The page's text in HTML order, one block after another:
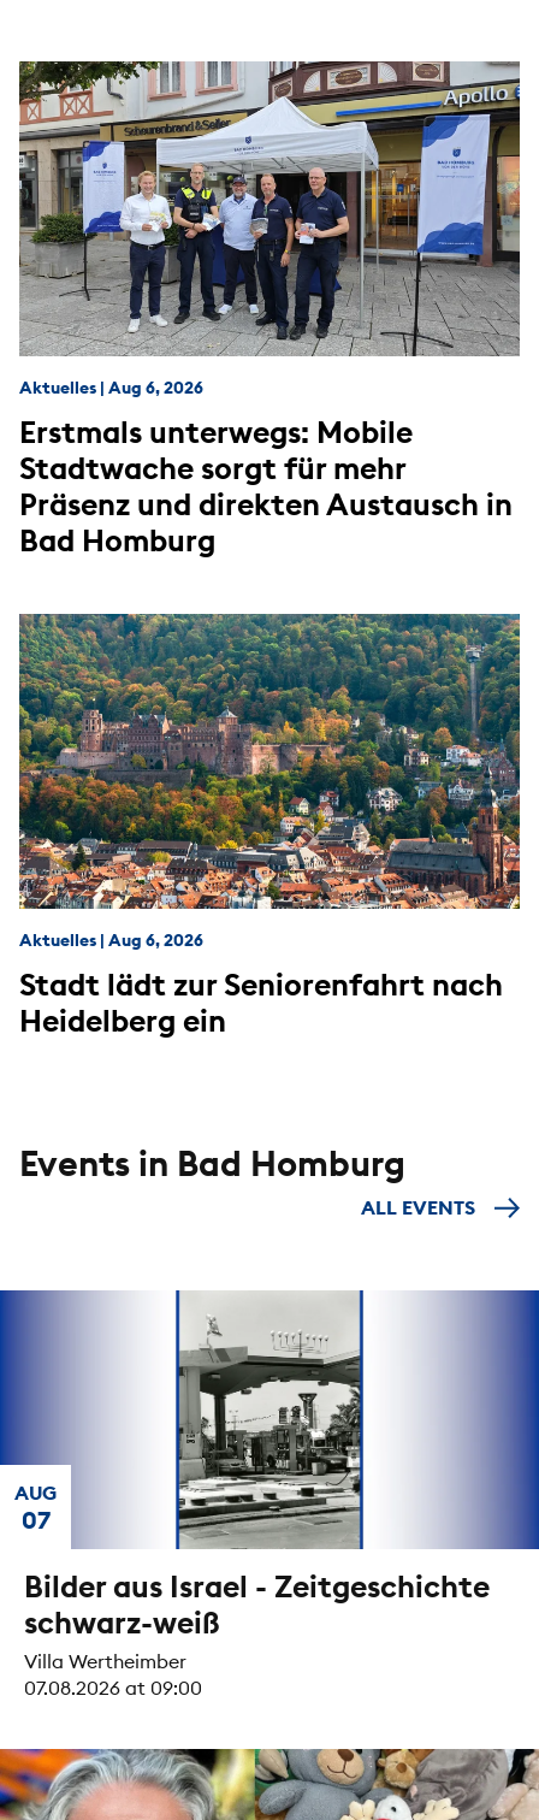
Aktuelles | Aug 6, 2026
Erstmals unterwegs: Mobile
Stadtwache sorgt für mehr
Präsenz und direkten Austausch in
Bad Homburg
Aktuelles | Aug 6, 2026
Stadt lädt zur Seniorenfahrt nach
Heidelberg ein
Events in Bad Homburg
ALL EVENTS
Bilder aus Israel - Zeitgeschichte
schwarz-weiß
Villa Wertheimber
07.08.2026 at 09:00
07
AUG